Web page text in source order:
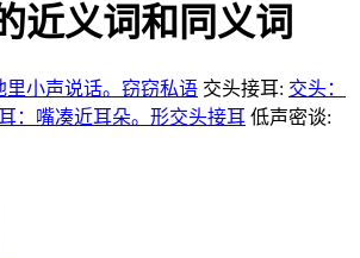
近义词和同义词
里小声说话。窃窃私语 交头接耳: 交头：
：嘴凑近耳朵。形交头接耳 低声密谈: